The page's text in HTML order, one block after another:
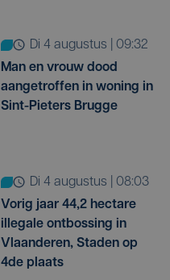
di 4 augustus | 09:32
Man en vrouw dood
aangetroffen in woning in
Sint-Pieters Brugge
di 4 augustus | 08:03
Vorig jaar 44,2 hectare
illegale ontbossing in
Vlaanderen, Staden op
4de plaats